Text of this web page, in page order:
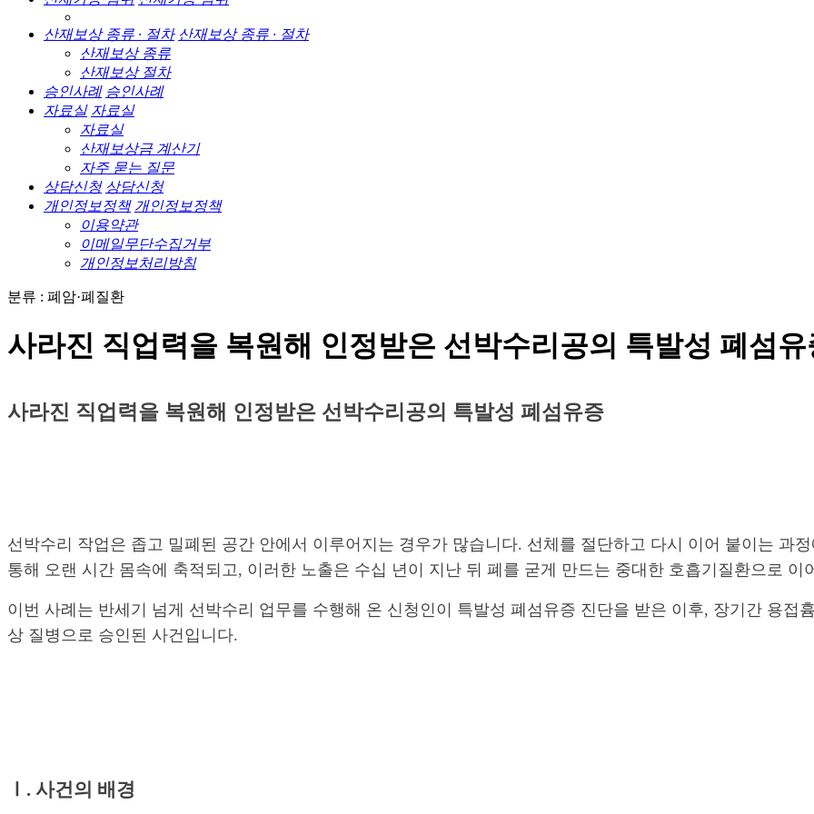
산재보상 종류 · 절차 산재보상 종류 · 절차
산재보상 종류
산재보상 절차
승인사례 승인사례
자료실 자료실
자료실
산재보상금 계산기
자주 묻는 질문
상담신청 상담신청
개인정보정책 개인정보정책
이용약관
이메일무단수집거부
개인정보처리방침
분류 : 폐암·폐질환
사라진 직업력을 복원해 인정받은 선박수리공의 특발성 폐섬유
사라진 직업력을 복원해 인정받은 선박수리공의 특발성 폐섬유증
선박수리 작업은 좁고 밀폐된 공간 안에서 이루어지는 경우가 많습니다. 선체를 절단하고 다시 이어 붙이는 과
통해 오랜 시간 몸속에 축적되고, 이러한 노출은 수십 년이 지난 뒤 폐를 굳게 만드는 중대한 호흡기질환으로 이
이번 사례는 반세기 넘게 선박수리 업무를 수행해 온 신청인이 특발성 폐섬유증 진단을 받은 이후, 장기간 용접
상 질병으로 승인된 사건입니다.
Ⅰ. 사건의 배경